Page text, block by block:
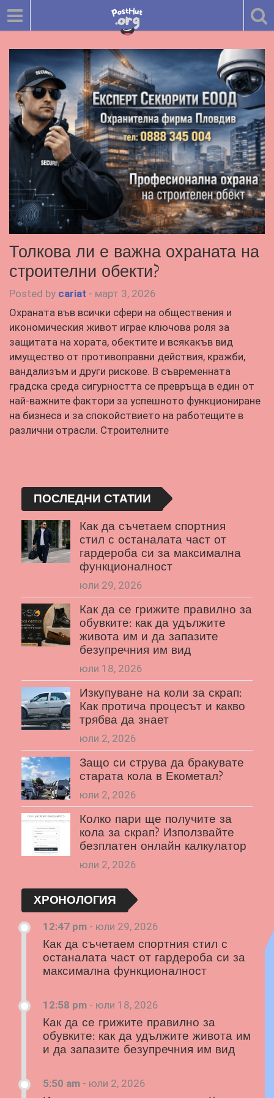
Толкова ли е важна охраната на
строителни обекти?
Posted by cariat - март 3, 2026
Охраната във всички сфери на обществения и
икономическия живот играе ключова роля за
защитата на хората, обектите и всякакъв вид
имущество от противоправни действия, кражби,
вандализъм и други рискове. В съвременната
градска среда сигурността се превръща в един от
най-важните фактори за успешното функциониране
на бизнеса и за спокойствието на работещите в
различни отрасли. Строителните
ПОСЛЕДНИ СТАТИИ
Как да съчетаем спортния
стил с останалата част от
гардероба си за максимална
функционалност
юли 29, 2026
Как да се грижите правилно за
обувките: как да удължите
живота им и да запазите
безупречния им вид
юли 18, 2026
Изкупуване на коли за скрап:
Как протича процесът и какво
трябва да знает
юли 2, 2026
Защо си струва да бракувате
старата кола в Екометал?
юли 2, 2026
Колко пари ще получите за
кола за скрап? Използвайте
безплатен онлайн калкулатор
юли 2, 2026
ХРОНОЛОГИЯ
12:47 pm - юли 29, 2026
Как да съчетаем спортния стил с
останалата част от гардероба си за
максимална функционалност
12:58 pm - юли 18, 2026
Как да се грижите правилно за
обувките: как да удължите живота им
и да запазите безупречния им вид
5:50 am - юли 2, 2026